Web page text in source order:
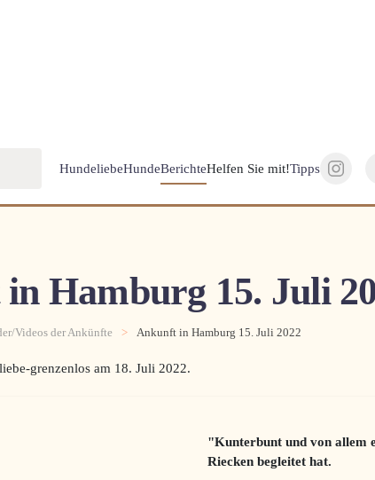
HundeliebeHundeBerichteHelfen Sie mit!Tipps
Hamburg 15. Juli
Videos der Ankünfte Ankunft in Hamburg 15. Juli 2022
grenzenlos am 18. Juli 2022.
"Kunterbunt und von allem
Riecken begleitet hat.